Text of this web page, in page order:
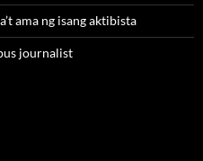
ama ng isang aktibista
journalist